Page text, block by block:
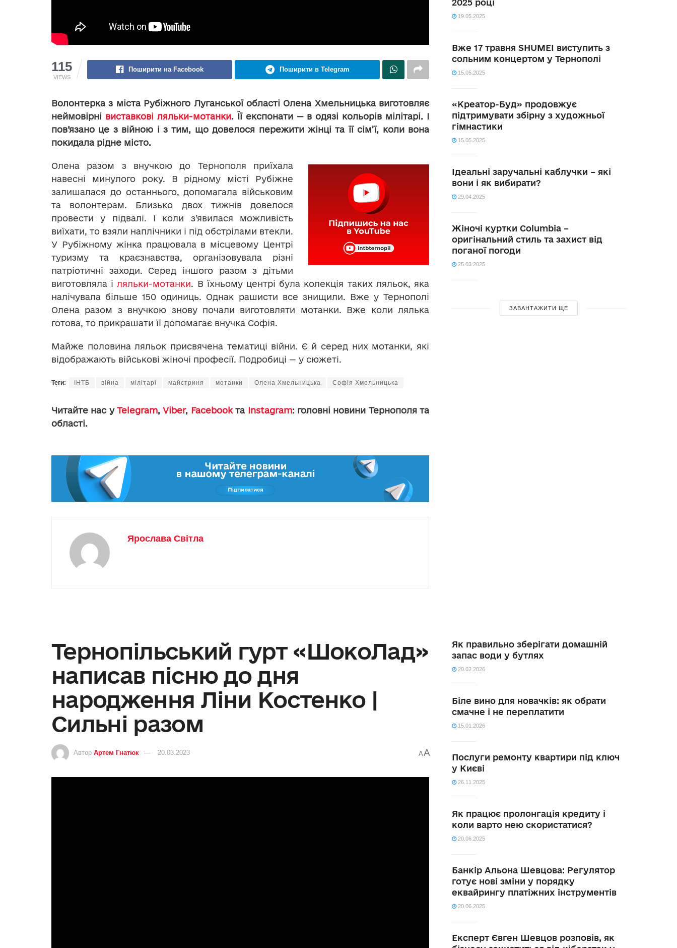
115
VIEWS
Поширити на Facebook Поширити в Telegram
Волонтерка з міста Рубіжного Луганської області Олена Хмельницька виготовляє
неймовірні виставкові ляльки-мотанки. Її експонати — в одязі кольорів мілітарі. І
пов’язано це з війною і з тим, що довелося пережити жінці та її сім’ї, коли вона
покидала рідне місто.
Олена разом з внучкою до Тернополя приїхала
навесні минулого року. В рідному місті Рубіжне
залишалася до останнього, допомагала військовим
та волонтерам. Близько двох тижнів довелося
провести у підвалі. І коли з’явилася можливість
виїхати, то взяли наплічники і під обстрілами втекли.
У Рубіжному жінка працювала в місцевому Центрі
туризму та краєзнавства, організовувала різні
патріотичні заходи. Серед іншого разом з дітьми
виготовляла і ляльки-мотанки. В їхньому центрі була колекція таких ляльок, яка
налічувала більше 150 одиниць. Однак рашисти все знищили. Вже у Тернополі
Олена разом з внучкою знову почали виготовляти мотанки. Вже коли лялька
готова, то прикрашати її допомагає внучка Софія.
Майже половина ляльок присвячена тематиці війни. Є й серед них мотанки, які
відображають військові жіночі професії. Подробиці — у сюжеті.
Теги: ІНТБ війна мілітарі майстриня мотанки Олена Хмельницька Софія Хмельницька
Читайте нас уTelegram,Viber, Facebookта Instagram: головні новини Тернополя та
області.
Ярослава Світла
2025 році
19.05.2025
Вже 17 травня SHUMEI виступить з
сольним концертом у Тернополі
15.05.2025
«Креатор-Буд» продовжує
підтримувати збірну з художньої
гімнастики
15.05.2025
Ідеальні заручальні каблучки – які
вони і як вибирати?
29.04.2025
Жіночі куртки Columbia –
оригінальний стиль та захист від
поганої погоди
25.03.2025
ЗАВАНТАЖИТИ ЩЕ
Тернопільський гурт «ШокоЛад»
написав пісню до дня
народження Ліни Костенко |
Сильні разом
Автор Артем Гнатюк 20.03.2023 AA
Як правильно зберігати домашній
запас води у бутлях
20.02.2026
Біле вино для новачків: як обрати
смачне і не переплатити
15.01.2026
Послуги ремонту квартири під ключ
у Києві
26.11.2025
Як працює пролонгація кредиту і
коли варто нею скористатися?
20.06.2025
Банкір Альона Шевцова: Регулятор
готує нові зміни у порядку
еквайрингу платіжних інструментів
20.06.2025
Експерт Євген Шевцов розповів, як